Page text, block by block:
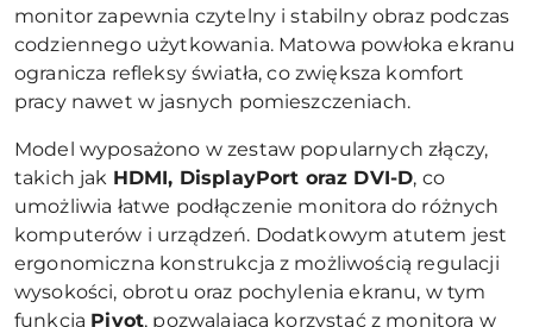
monitor zapewnia czytelny i stabilny obraz podczas
codziennego użytkowania. Matowa powłoka ekranu
ogranicza refleksy światła, co zwiększa komfort
pracy nawet w jasnych pomieszczeniach.
Model wyposażono w zestaw popularnych złączy,
takich jak HDMI, DisplayPort oraz DVI-D, co
umożliwia łatwe podłączenie monitora do różnych
komputerów i urządzeń. Dodatkowym atutem jest
ergonomiczna konstrukcja z możliwością regulacji
wysokości, obrotu oraz pochylenia ekranu, w tym
funkcją Pivot, pozwalającą korzystać z monitora w